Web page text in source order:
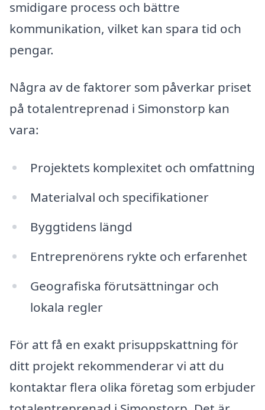
smidigare process och bättre
kommunikation, vilket kan spara tid och
pengar.
Några av de faktorer som påverkar priset
på totalentreprenad i Simonstorp kan
vara:
Projektets komplexitet och omfattning
Materialval och specifikationer
Byggtidens längd
Entreprenörens rykte och erfarenhet
Geografiska förutsättningar och
lokala regler
För att få en exakt prisuppskattning för
ditt projekt rekommenderar vi att du
kontaktar flera olika företag som erbjuder